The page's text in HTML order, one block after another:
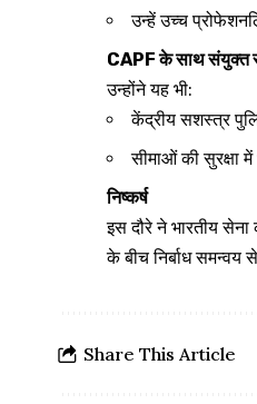
उन्हें उच्च
CAPF के साथ संयुक्त
उन्होंने यह भी:
केंद्रीय सशस्त्र
सीमाओं की सुरक्षा
निष्कर्ष
इस दौरे ने भारतीय
के बीच निर्बाध समन्वय
Share This Article